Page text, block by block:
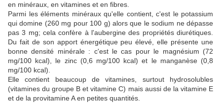
en minéraux, en vitamines et en fibres.
Parmi les éléments minéraux qu'elle contient, c'est le potassium
qui domine (260 mg pour 100 g) alors que le sodium ne dépasse
pas 3 mg; cela confère à l'aubergine des propriétés diurétiques.
Du fait de son apport énergétique peu élevé, elle présente une
bonne densité minérale : c'est le cas pour le magnésium (72
mg/100 kcal), le zinc (0,6 mg/100 kcal) et le manganèse (0,8
mg/100 kcal).
Elle contient beaucoup de vitamines, surtout hydrosolubles
(vitamines du groupe B et vitamine C) mais aussi de la vitamine E
et de la provitamine A en petites quantités.